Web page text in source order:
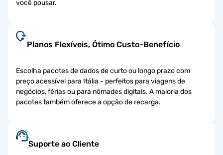
você pousar.
Planos Flexíveis, Ótimo Custo-Benefício
Escolha pacotes de dados de curto ou longo prazo com
preço acessível para Itália - perfeitos para viagens de
negócios, férias ou para nômades digitais. A maioria dos
pacotes também oferece a opção de recarga.
Suporte ao Cliente